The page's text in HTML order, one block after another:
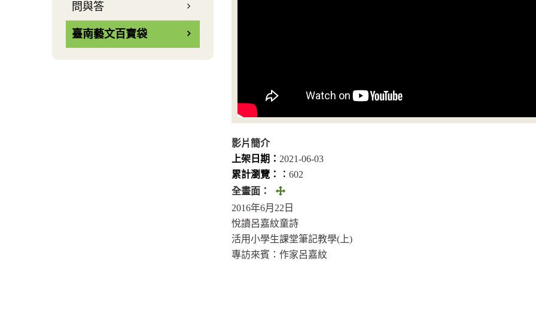
問與答
臺南藝文百寶袋
影片簡介
上架日期： 2021-06-03
累計瀏覽：︰ 602
全畫面：
全
畫
面
(另
開
2016年6月22日
悅讀呂嘉紋童詩
活用小學生課堂筆記教學(上)
專訪來賓：作家呂嘉紋